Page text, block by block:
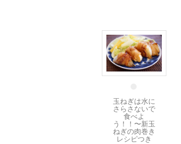
13 4月
玉ねぎは水に
さらさないで
食べよ
う！！〜新玉
ねぎの肉巻き
レシピつき